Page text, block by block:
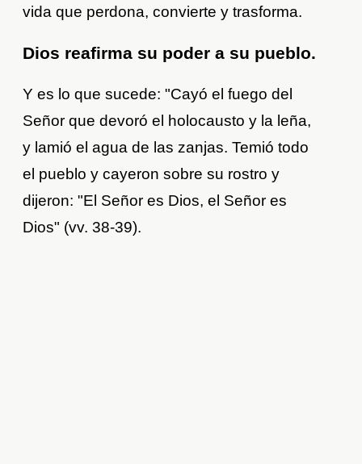
vida que perdona, convierte y trasforma.
Dios reafirma su poder a su pueblo.
Y es lo que sucede: "Cayó el fuego del
Señor que devoró el holocausto y la leña,
y lamió el agua de las zanjas. Temió todo
el pueblo y cayeron sobre su rostro y
dijeron: "El Señor es Dios, el Señor es
Dios" (vv. 38-39).